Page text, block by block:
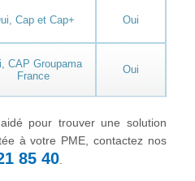
Cap et Cap+ Oui
CAP Groupama
France
Oui
pour trouver une solution
à votre PME, contactez nos
85 40